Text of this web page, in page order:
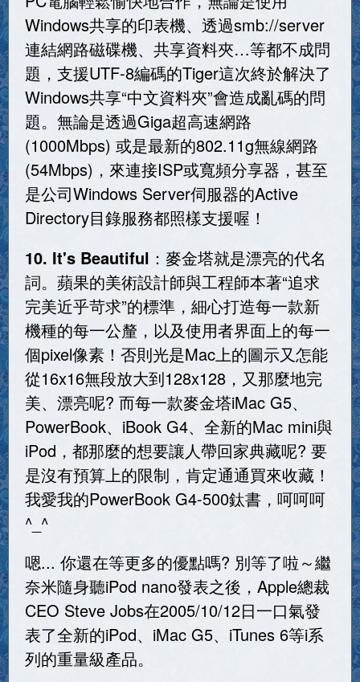
Windows共享的印表機、透過smb://server
連結網路磁碟機、共享資料夾…等都不成問
題，支援UTF-8編碼的Tiger這次終於解決了
Windows共享“中文資料夾”會造成亂碼的問
題。無論是透過Giga超高速網路
(1000Mbps) 或是最新的802.11g無線網路
(54Mbps)，來連接ISP或寬頻分享器，甚至
是公司Windows Server伺服器的Active
Directory目錄服務都照樣支援喔！
10. It's Beautiful ：麥金塔就是漂亮的代名
詞。蘋果的美術設計師與工程師本著“追求
完美近乎苛求”的標準，細心打造每一款新
機種的每一公釐，以及使用者界面上的每一
個pixel像素！否則光是Mac上的圖示又怎能
從16x16無段放大到128x128，又那麼地完
美、漂亮呢? 而每一款麥金塔iMac G5、
PowerBook、iBook G4、全新的Mac mini與
iPod，都那麼的想要讓人帶回家典藏呢? 要
是沒有預算上的限制，肯定通通買來收藏！
我愛我的PowerBook G4-500鈦書，呵呵呵
^_^
嗯... 你還在等更多的優點嗎? 別等了啦～繼
奈米隨身聽iPod nano發表之後，Apple總裁
CEO Steve Jobs在2005/10/12日一口氣發
表了全新的iPod、iMac G5、iTunes 6等i系
列的重量級產品。